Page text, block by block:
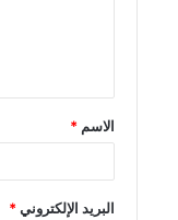
الاسم *
البريد الإلكتروني*